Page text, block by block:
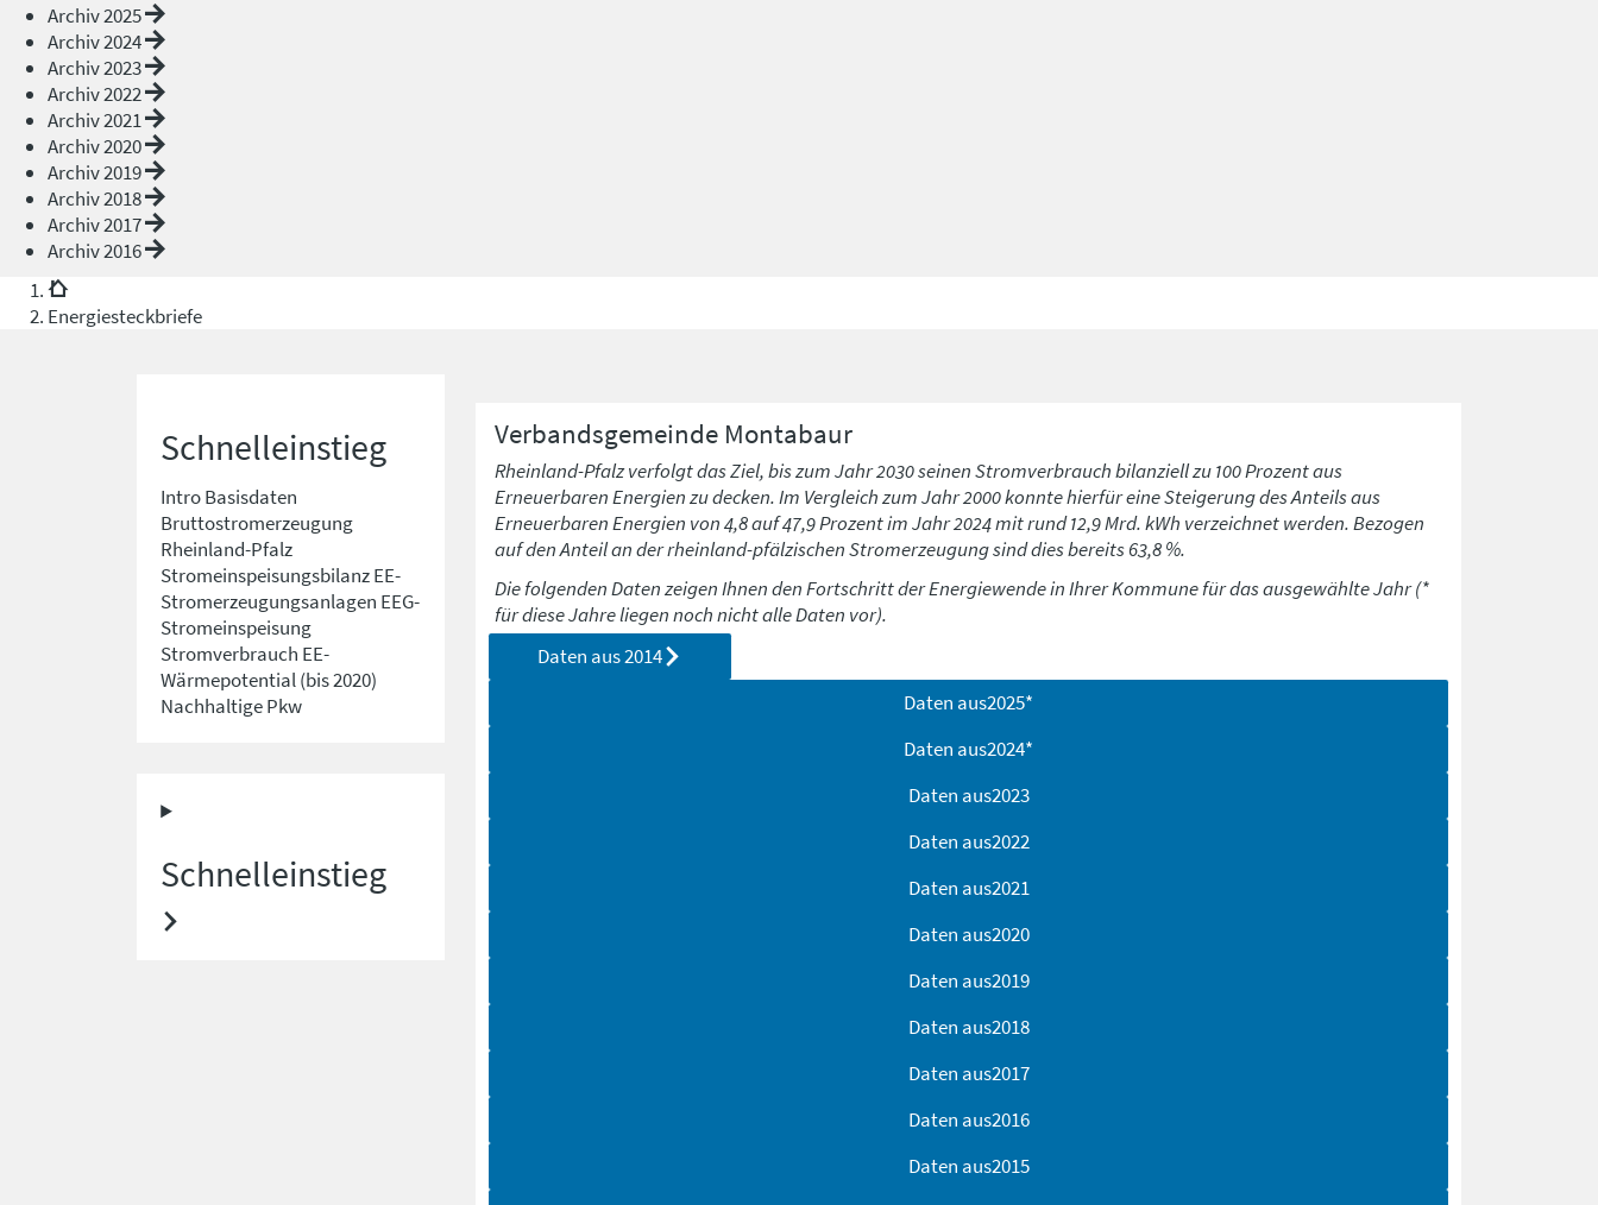
Archiv 2025
Archiv 2024
Archiv 2023
Archiv 2022
Archiv 2021
Archiv 2020
Archiv 2019
Archiv 2018
Archiv 2017
Archiv 2016
Energiesteckbriefe
Schnelleinstieg
IntroBasisdaten
Bruttostromerzeugung
Rheinland-Pfalz
StromeinspeisungsbilanzEE-
Stromerzeugungsanlagen EEG-
Stromeinspeisung
Stromverbrauch EE-
Wärmepotential (bis 2020)
Nachhaltige Pkw
Schnelleinstieg
Verbandsgemeinde Montabaur
Rheinland-Pfalz verfolgt das Ziel, bis zum Jahr 2030 seinen Stromverbrauch bilanziell zu 100 Prozent aus
Erneuerbaren Energien zu decken. Im Vergleich zum Jahr 2000 konnte hierfür eine Steigerung des Anteils aus
Erneuerbaren Energien von 4,8 auf 47,9 Prozent im Jahr 2024 mit rund 12,9 Mrd. kWh verzeichnet werden. Bezogen
auf den Anteil an der rheinland-pfälzischen Stromerzeugung sind dies bereits 63,8 %.
Die folgenden Daten zeigen Ihnen den Fortschritt der Energiewende in Ihrer Kommune für das ausgewählte Jahr (*
für diese Jahre liegen noch nicht alle Daten vor).
Daten aus2014
Daten aus2025*
Daten aus2024*
Daten aus2023
Daten aus2022
Daten aus2021
Daten aus2020
Daten aus2019
Daten aus2018
Daten aus2017
Daten aus2016
Daten aus2015